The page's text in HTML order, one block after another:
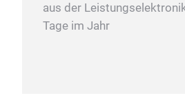
aus der
Tage im Jahr